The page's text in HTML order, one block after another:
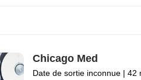
Chicago Med
Date de sortie inconnue | 42